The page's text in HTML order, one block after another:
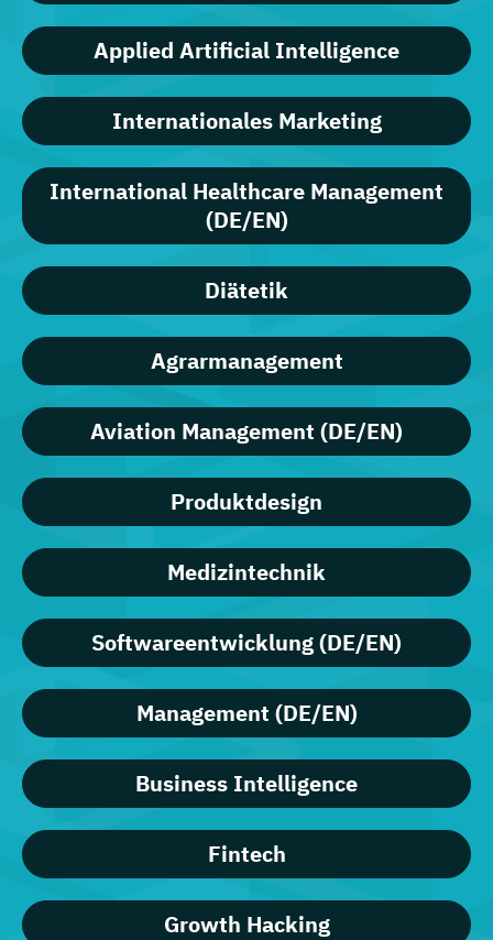
Applied Artificial Intelligence
Internationales Marketing
International Healthcare Management
(DE/EN)
Diätetik
Agrarmanagement
Aviation Management (DE/EN)
Produktdesign
Medizintechnik
Softwareentwicklung (DE/EN)
Management (DE/EN)
Business Intelligence
Fintech
Growth Hacking